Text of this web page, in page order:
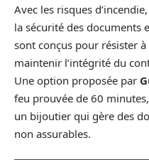
Avec les risques
la sécurité des documents
sont conçus pour résister
maintenir l’intégrité du
Une option proposée par
feu prouvée de 60
un bijoutier qui gère des
non assurables.